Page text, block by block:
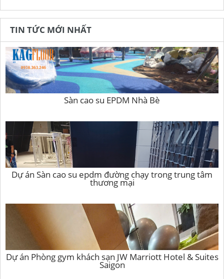
TIN TỨC MỚI NHẤT
Sàn cao su EPDM Nhà Bè
Dự án Sàn cao su epdm đường chạy trong trung tâm
thương mại
Dự án Phòng gym khách sạn JW Marriott Hotel & Suites
Saigon